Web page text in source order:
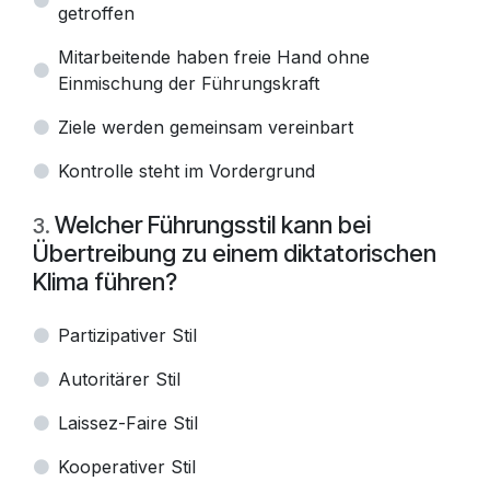
getroffen
Mitarbeitende haben freie Hand ohne
Einmischung der Führungskraft
Ziele werden gemeinsam vereinbart
Kontrolle steht im Vordergrund
3. Welcher Führungsstil kann bei
Übertreibung zu einem diktatorischen
Klima führen?
Partizipativer Stil
Autoritärer Stil
Laissez-Faire Stil
Kooperativer Stil